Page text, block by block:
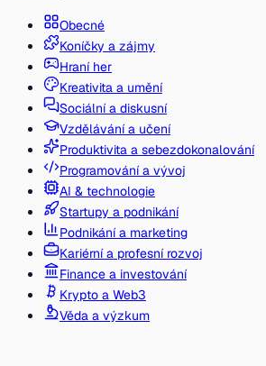
Obecné
Koníčky a zájmy
Hraní her
Kreativita a umění
Sociální a diskusní
Vzdělávání a učení
Produktivita a sebezdokonalování
Programování a vývoj
AI & technologie
Startupy a podnikání
Podnikání a marketing
Kariérní a profesní rozvoj
Finance a investování
Krypto a Web3
Věda a výzkum